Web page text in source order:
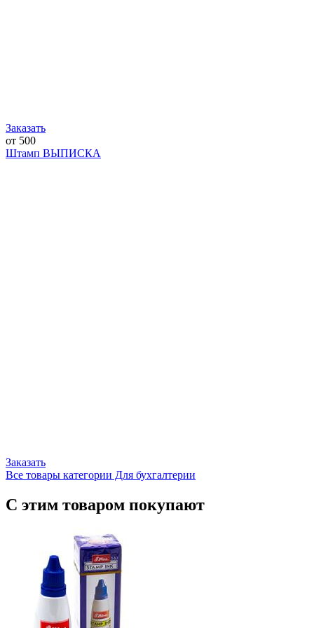
Заказать
от 500
Штамп ВЫПИСКА
Заказать
Все товары категории Для бухгалтерии
С этим товаром покупают